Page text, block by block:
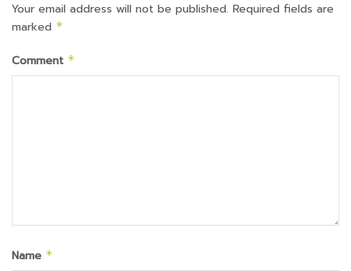
Your email address will not be published. Required fields are
marked *
Comment *
Name *